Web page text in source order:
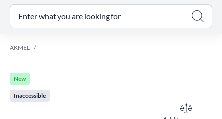
cart
Enter what you are looking for
AKMEL
New
Inaccessible